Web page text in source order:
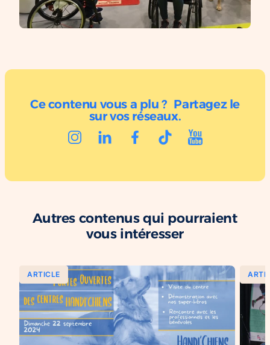
Ce contenu vous a plu ? Partagez le
sur vos réseaux.
Autres contenus qui pourraient
vous intéresser
ARTICLE